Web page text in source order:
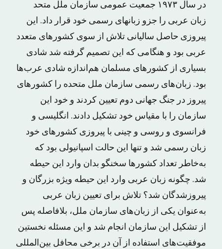
در سال ۱۹۷۳ جمعیت عمومی سازمان ملل متحد
زبان عربی را جزو زبانهای رسمی خود قرار داد. این
پیروزی حاصل سالیانی تلاش از سوی کشورهای متعدد
عربی بود و هنگامی که این تصمیم گرفته شد شادی
بسیاری از کشورهای مسلمان هم‌اندازه شادی عرب‌ها
بود. زبان‌های رسمی سازمان ملل متحده را کشورهای
پیروز در جنگ جهانی دوم تعیین کردند و خود این
سازمان را با مقیاس خود تشکیل دادند. انگلیسی و
فرانسوی و روسی و چینی با پیروزی کشورهای خود
زبان رسمی شد و تنها این حالت اسپانیولی بود که
به‌خاطر تعداد کشورها سخنگو بدان وارد این حیطه
شد. چگونه زبان عربی وارد این حیطه ویژه بزرگان و
پیروزشدگان شد؟ تلاش برای تعیین زبان عربی
به‌عنوان یکی از زبان‌های سازمان ملل، بلافاصله پس
از تشکیل این سازمان انجام شد و این مسئله نخستین
موفقیت‌های استفاده از آن در برخی محافل بین‌المللی